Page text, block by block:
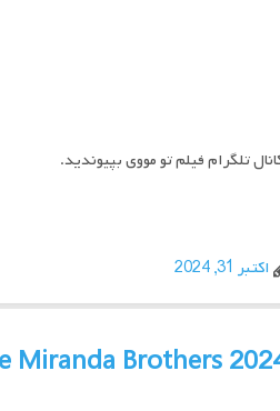
تلگرام فیلم تو مووی بپیوندید.
اکتبر 31, 2024